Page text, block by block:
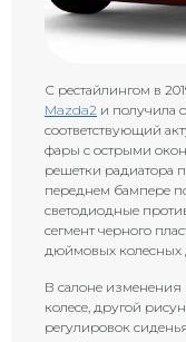
С рестайлингом в
Mazda2 и получила
соответствующий
фары с острыми
решетки радиатора
переднем бампере
светодиодные
сегмент черного
дюймовых колесных
В салоне
колесе, другой
регулировок